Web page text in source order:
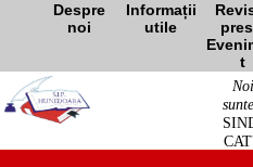
Despre
noi
Informații
utile
t
Noi